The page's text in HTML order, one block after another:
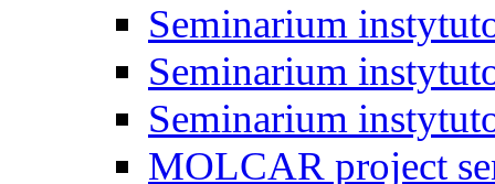
Seminarium
Seminarium
Seminarium
MOLCAR project